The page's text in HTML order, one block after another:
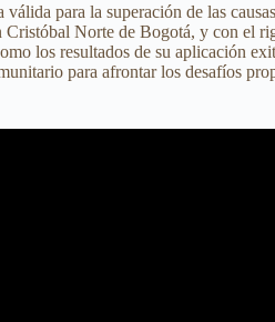
para la superación de las
Norte de Bogotá, y con el
los resultados de su aplicación
para afrontar los desafíos